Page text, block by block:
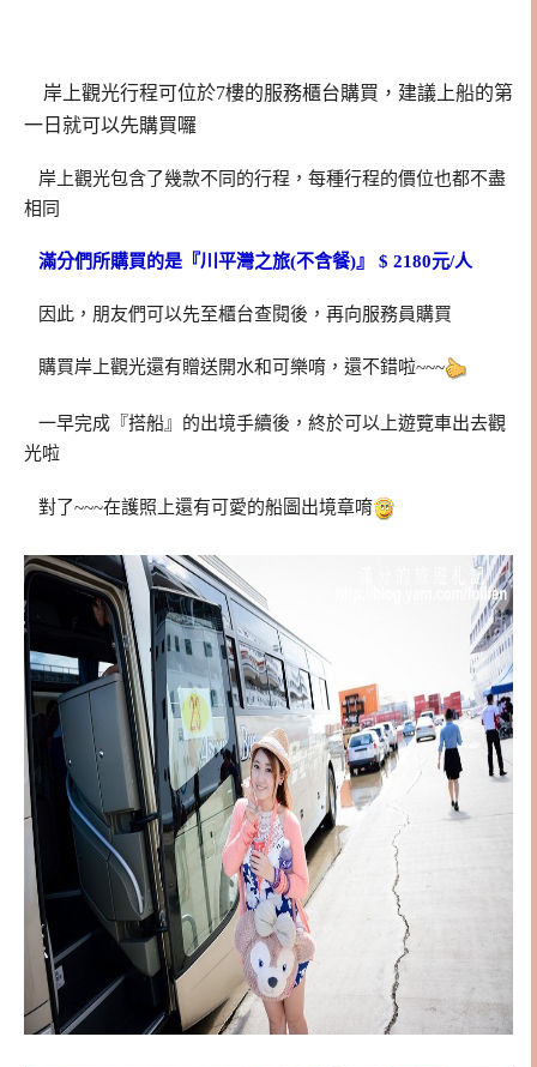
岸上觀光行程可位於7樓的服務櫃台購買，建議上船的第
一日就可以先購買囉
岸上觀光包含了幾款不同的行程，每種行程的價位也都不盡
相同
滿分們所購買的是『川平灣之旅(不含餐)』 $ 2180元/人
因此，朋友們可以先至櫃台查閱後，再向服務員購買
購買岸上觀光還有贈送開水和可樂唷，還不錯啦~~~
一早完成『搭船』的出境手續後，終於可以上遊覽車出去觀
光啦
對了~~~在護照上還有可愛的船圖出境章唷